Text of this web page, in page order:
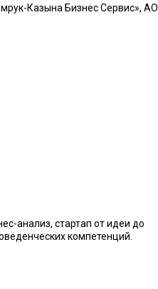
Казына Бизнес Сервис», АО
анализ, стартап от идеи до
компетенций.